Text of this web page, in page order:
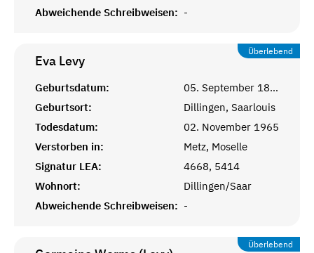
Abweichende Schreibweisen: -
Überlebend
Eva Levy
Geburtsdatum:
05. September 1871
Geburtsort:
Dillingen, Saarlouis
Todesdatum:
02. November 1965
Verstorben in:
Metz, Moselle
Signatur LEA:
4668, 5414
Wohnort:
Dillingen/Saar
Abweichende Schreibweisen: -
Überlebend